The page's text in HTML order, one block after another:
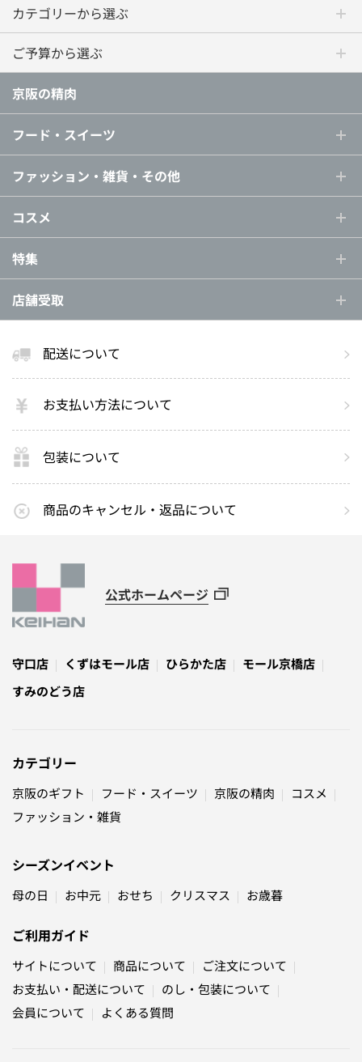
カテゴリーから選ぶ
ご予算から選ぶ
京阪の精肉
フード・スイーツ
ファッション・雑貨・その他
コスメ
特集
店舗受取
配送について
お支払い方法について
包装について
商品のキャンセル・返品について
公式ホームページ
守口店 くずはモール店 ひらかた店
モール京橋店
すみのどう店
カテゴリー
京阪のギフト フード・スイーツ 京阪の精肉
コスメ
ファッション・雑貨
シーズンイベント
母の日 お中元 おせち クリスマス お歳暮
ご利用ガイド
サイトについて 商品について
ご注文について
お支払い・配送について
のし・包装について
会員について
よくある質問